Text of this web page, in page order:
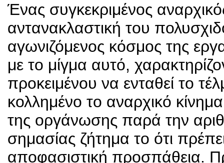
Ένας συγκεκριμένος
αντανακλαστική του
αγωνιζόμενος κόσμος της
με το μίγμα αυτό,
προκειμένου να ενταθεί το
κολλημένο το αναρχικό
της οργάνωσης παρά την
σημασίας ζήτημα το ότι
αποφασιστική προσπάθεια.